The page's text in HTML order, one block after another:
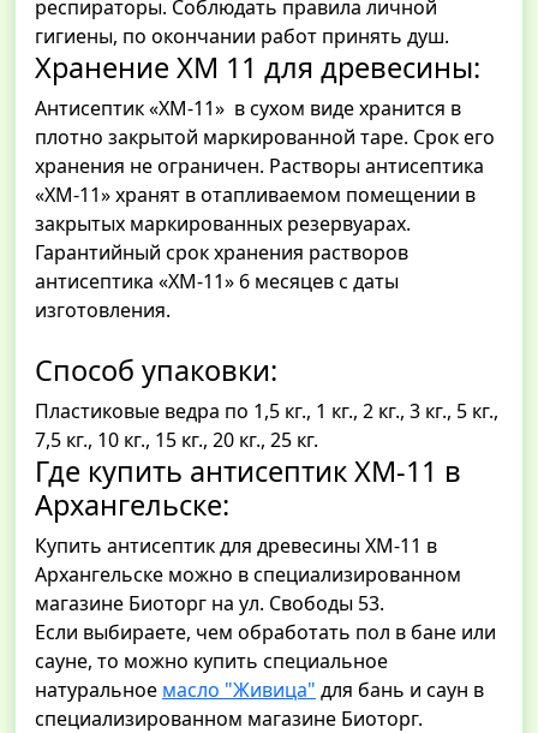
респираторы. Соблюдать правила личной
гигиены, по окончании работ принять душ.
Хранение ХМ 11 для древесины:
Антисептик «ХМ-11» в сухом виде хранится в
плотно закрытой маркированной таре. Срок его
хранения не ограничен. Растворы антисептика
«ХМ-11» хранят в отапливаемом помещении в
закрытых маркированных резервуарах.
Гарантийный срок хранения растворов
антисептика «ХМ-11» 6 месяцев с даты
изготовления.
Способ упаковки:
Пластиковые ведра по 1,5 кг., 1 кг., 2 кг., 3 кг., 5 кг.,
7,5 кг., 10 кг., 15 кг., 20 кг., 25 кг.
Где купить антисептик ХМ-11 в
Архангельске:
Купить антисептик для древесины ХМ-11 в
Архангельске можно в специализированном
магазине Биоторг на ул. Свободы 53.
Если выбираете, чем обработать пол в бане или
сауне, то можно купить специальное
натуральное масло "Живица" для бань и саун в
специализированном магазине Биоторг.